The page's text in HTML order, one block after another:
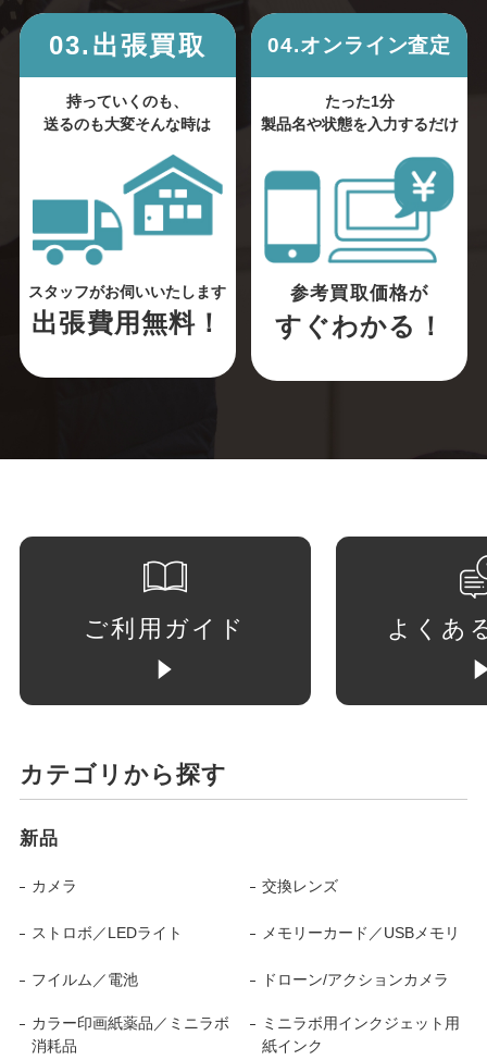
03.出張買取
持っていくのも、
送るのも大変そんな時は
スタッフがお伺いいたします
出張費用無料！
04.オンライン査定
たった1分
製品名や状態を入力するだけ
参考買取価格が
すぐわかる！
ご利用ガイド よくあ
カテゴリから探す
新品
カメラ 交換レンズ
ストロボ／LEDライト メモリーカード／USBメモリ
フイルム／電池 ドローン/アクションカメラ
カラー印画紙薬品／ミニラボ
消耗品
ミニラボ用インクジェット用
紙インク